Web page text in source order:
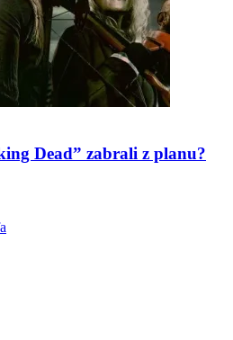
Dead” zabrali z planu?